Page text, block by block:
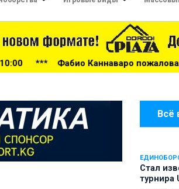
пожаловался на «крота» в
Всё
Стал
турнира